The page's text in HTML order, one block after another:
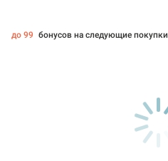
до 99 бонусов на следующие покупки